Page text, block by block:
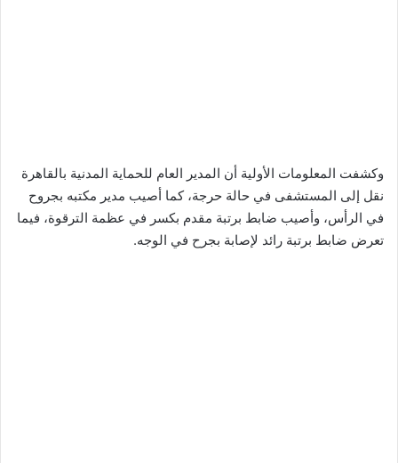
وكشفت المعلومات الأولية أن المدير العام للحماية المدنية بالقاهرة
نقل إلى المستشفى في حالة حرجة، كما أصيب مدير مكتبه بجروح
في الرأس، وأصيب ضابط برتبة مقدم بكسر في عظمة الترقوة، فيما
تعرض ضابط برتبة رائد لإصابة بجرح في الوجه.